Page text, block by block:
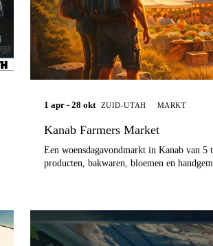
1 apr - 28 okt ZUID-UTAH MARKT
Kanab Farmers Market
Een woensdagavondmarkt in Kanab van
producten, bakwaren, bloemen en